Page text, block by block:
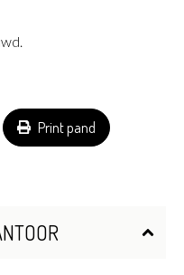
Print pand